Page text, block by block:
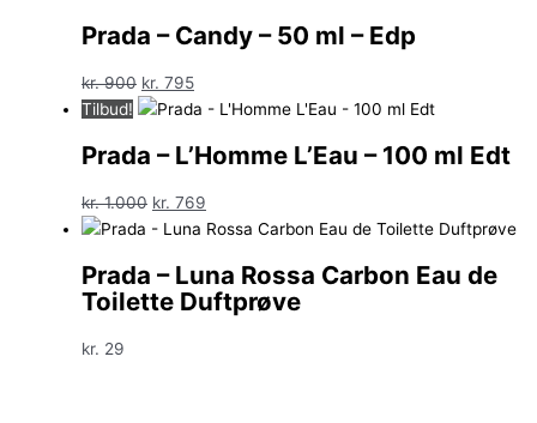
var:
er:
Prada – Candy – 50 ml – Edp
kr.900 Den
oprindelige
var:
kr. 795Den
aktuelle
er:
Tilbud!
Prada – L’Homme L’Eau – 100 ml Edt
kr.1.000 Den
oprindelige
var:
kr. 1.000.
kr. 769
aktuelle
er:
kr. 769.
Prada – Luna Rossa Carbon Eau de
Toilette Duftprøve
kr. 29